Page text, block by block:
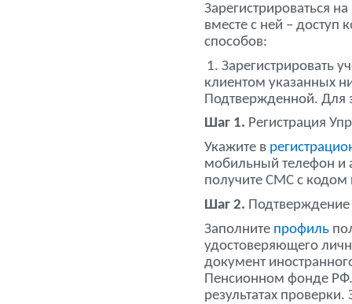
Зарегистрироваться
вместе с ней – доступ
способов:
1. Зарегистрировать
клиентом указанных
Подтвержденной. Для
Шаг 1. Регистрация
Укажите в
мобильный телефон и
получите СМС с кодом
Шаг 2. Подтверждение
Заполните профиль
удостоверяющего
документ
Пенсионном фонде
результатах